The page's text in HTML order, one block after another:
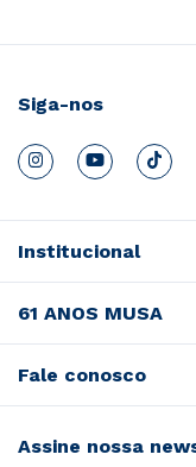
Siga-nos
Institucional
61 ANOS MUSA
Fale conosco
Assine nossa